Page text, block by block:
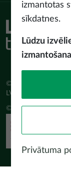
© Latvijas Investīciju
LV-1442
© 2026 latvia.travel.
izmantotas
sīkdatnes.
Lūdzu
Privātuma